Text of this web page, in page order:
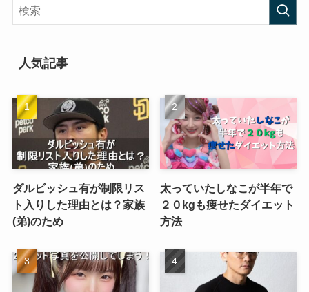
人気記事
ダルビッシュ有が制限リス
ト入りした理由とは？家族
(弟)のため
太っていたしなこが半年で
２０kgも痩せたダイエット
方法